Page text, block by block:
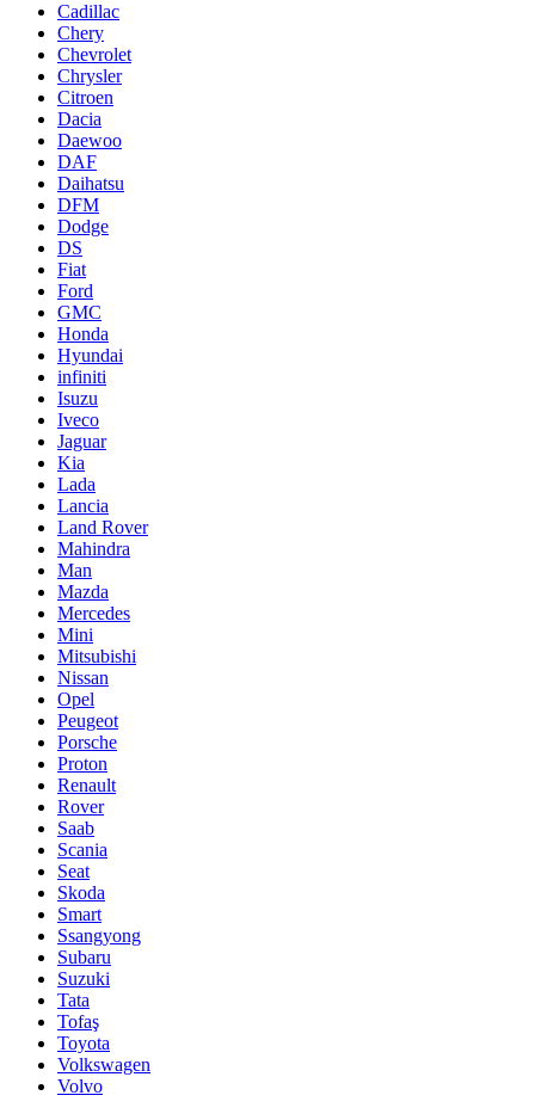
Cadillac
Chery
Chevrolet
Chrysler
Citroen
Dacia
Daewoo
DAF
Daihatsu
DFM
Dodge
DS
Fiat
Ford
GMC
Honda
Hyundai
infiniti
Isuzu
Iveco
Jaguar
Kia
Lada
Lancia
Land Rover
Mahindra
Man
Mazda
Mercedes
Mini
Mitsubishi
Nissan
Opel
Peugeot
Porsche
Proton
Renault
Rover
Saab
Scania
Seat
Skoda
Smart
Ssangyong
Subaru
Suzuki
Tata
Tofaş
Toyota
Volkswagen
Volvo